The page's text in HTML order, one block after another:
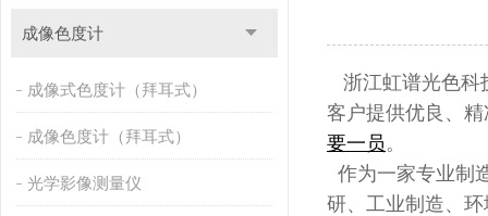
成像色度计
成像式色度计（拜耳式）
成像色度计（拜耳式）
光学影像测量仪
浙江虹谱光色科
客户提供优良、
要一员 。
作为一家专业制
研、工业制造、